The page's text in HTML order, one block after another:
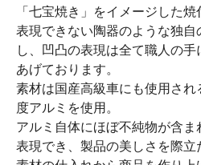
「七宝焼き」をイメージした
表現できない陶器のような独自
し、凹凸の表現は全て職人の手
あげております。
素材は国産高級車にも使用さ
度アルミを使用。
アルミ自体にほぼ不純物が含
表現でき、製品の美しさを際立